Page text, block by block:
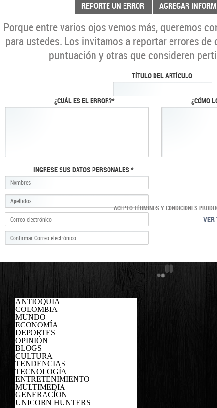
REPORTE UN ERROR AGREGAR
Porque entre varios ojos vemos más, queremos
para ustedes. Los invitamos a reportar errores
puntuación y otras que consideren
TÍTULO DEL ARTÍCULO
¿CUÁL ES EL ERROR?* ¿CÓMO
INGRESE SUS DATOS PERSONALES *
ACEPTO TÉRMINOS Y CONDICIONES
VER
ANTIOQUIA
COLOMBIA
MUNDO
ECONOMÍA
DEPORTES
OPINIÓN
BLOGS
CULTURA
TENDENCIAS
TECNOLOGÍA
ENTRETENIMIENTO
MULTIMEDIA
GENERACÍON
UNICORN HUNTERS